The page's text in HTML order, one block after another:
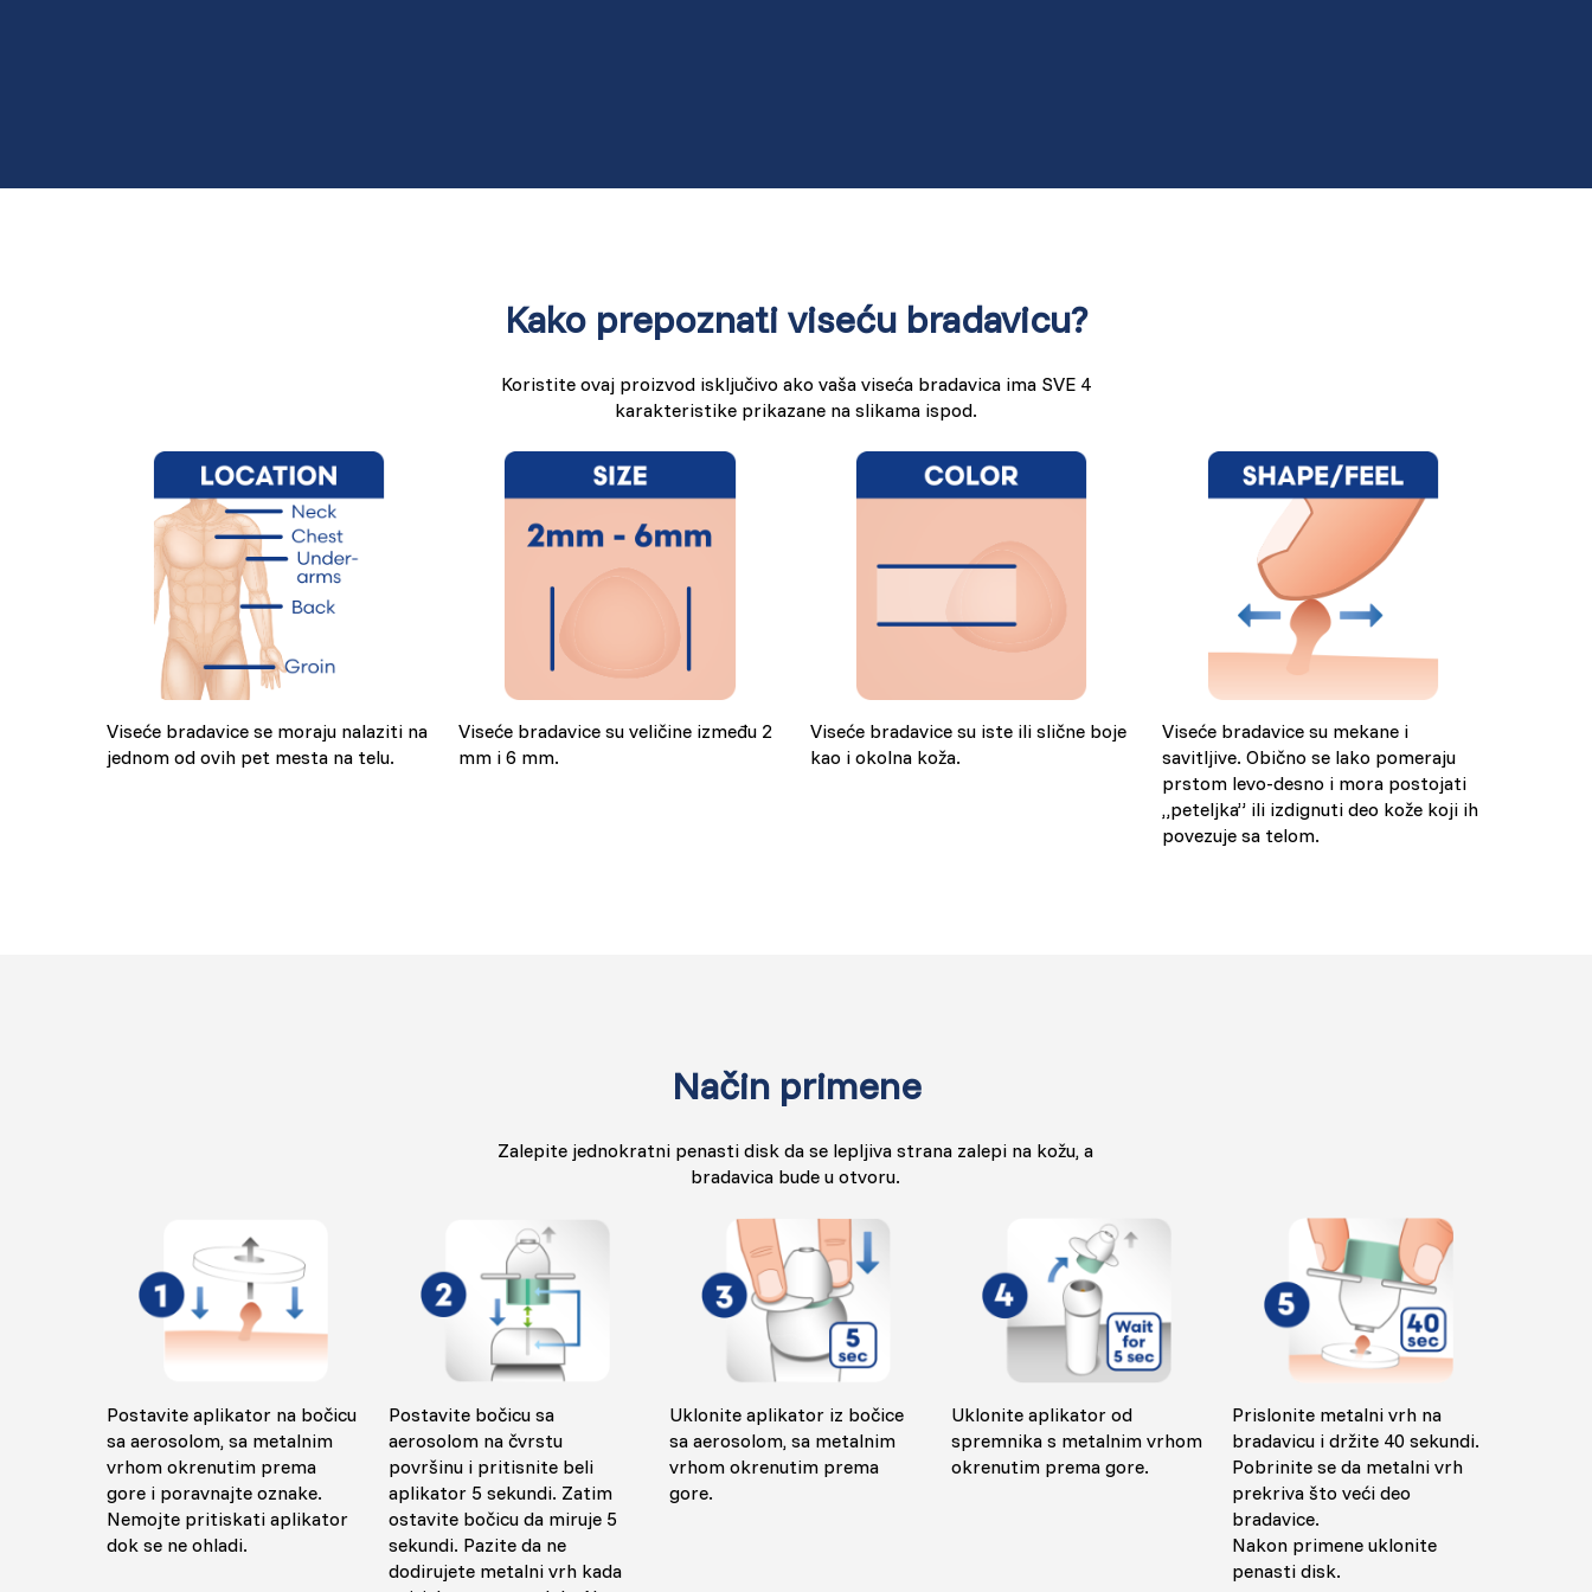
Kako prepoznati viseću bradavicu?
Koristite ovaj proizvod isključivo ako vaša viseća bradavica ima SVE 4
karakteristike prikazane na slikama ispod.
Viseće bradavice se moraju nalaziti na
jednom od ovih pet mesta na telu.
Viseće bradavice su veličine između 2
mm i 6 mm.
Viseće bradavice su iste ili slične boje
kao i okolna koža.
Viseće bradavice su mekane i
savitljive. Obično se lako pomeraju
prstom levo-desno i mora postojati
„peteljka” ili izdignuti deo kože koji ih
povezuje sa telom.
Način primene
Zalepite jednokratni penasti disk da se lepljiva strana zalepi na kožu, a
bradavica bude u otvoru.
Postavite aplikator na bočicu
sa aerosolom, sa metalnim
vrhom okrenutim prema
gore i poravnajte oznake.
Nemojte pritiskati aplikator
dok se ne ohladi.
Postavite bočicu sa
aerosolom na čvrstu
površinu i pritisnite beli
aplikator 5 sekundi. Zatim
ostavite bočicu da miruje 5
sekundi. Pazite da ne
dodirujete metalni vrh kada
Uklonite aplikator iz bočice
sa aerosolom, sa metalnim
vrhom okrenutim prema
gore.
Uklonite aplikator od
spremnika s metalnim vrhom
okrenutim prema gore.
Prislonite metalni vrh na
bradavicu i držite 40 sekundi.
Pobrinite se da metalni vrh
prekriva što veći deo
bradavice.
Nakon primene uklonite
penasti disk.